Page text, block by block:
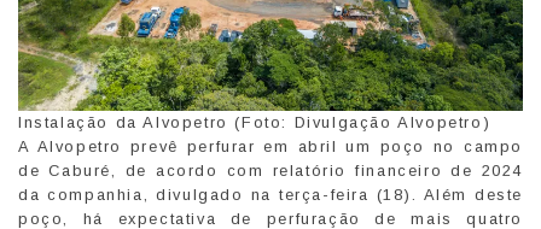
Instalação da Alvopetro (Foto: Divulgação Alvopetro)
A Alvopetro prevê perfurar em abril um poço no campo
de Caburé, de acordo com relatório financeiro de 2024
da companhia, divulgado na terça-feira (18). Além deste
poço, há expectativa de perfuração de mais quatro